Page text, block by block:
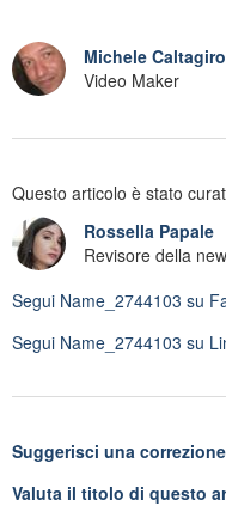
Michele
Video Maker
Questo articolo è stato
Rossella Papale
Revisore della
Segui Name_2744103 su
Segui Name_2744103 su
Suggerisci una correzione
Valuta il titolo di questo